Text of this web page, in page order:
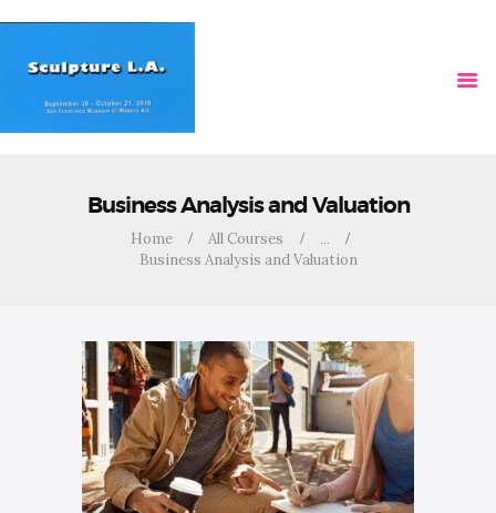
Business Analysis and Valuation
Home All Courses
...
Business Analysis and Valuation